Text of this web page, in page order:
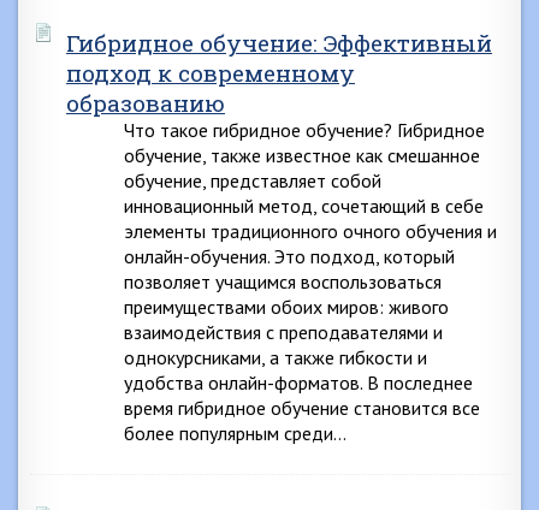
Гибридное обучение: Эффективный
подход к современному
образованию
Что такое гибридное обучение? Гибридное
обучение, также известное как смешанное
обучение, представляет собой
инновационный метод, сочетающий в себе
элементы традиционного очного обучения и
онлайн-обучения. Это подход, который
позволяет учащимся воспользоваться
преимуществами обоих миров: живого
взаимодействия с преподавателями и
однокурсниками, а также гибкости и
удобства онлайн-форматов. В последнее
время гибридное обучение становится все
более популярным среди…